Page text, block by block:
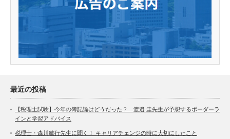
最近の投稿
【税理士試験】今年の簿記論はどうだった？ 渡邉 圭先生が予想するボーダーラ
インと学習アドバイス
税理士・森川敏行先生に聞く！ キャリアチェンジの時に大切にしたこと